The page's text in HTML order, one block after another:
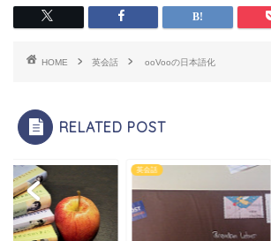
HOME 英会話 ooVooの日本語化
RELATED POST
英会話